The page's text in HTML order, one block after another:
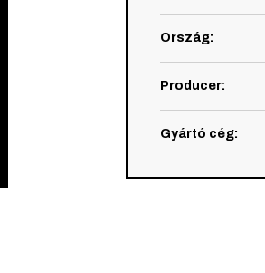
Ország:
Producer:
Gyártó cég: